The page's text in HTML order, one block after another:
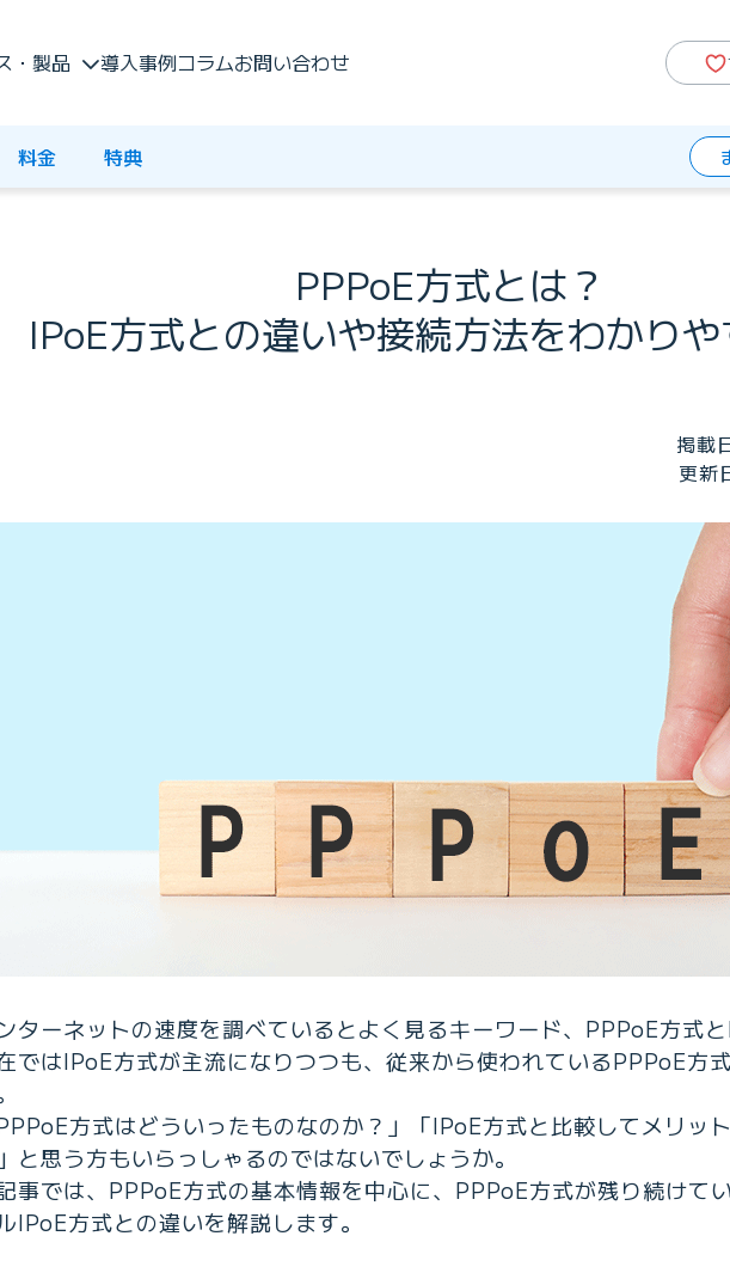
・製品 導入事例コラムお問い合わせ
料金 特典
PPPoE方式とは？
IPoE方式との違いや接続方法をわかり
掲載
更新
ターネットの速度を調べているとよく見るキーワード、PPPoE方式と
ではIPoE方式が主流になりつつも、従来から使われているPPPoE方
PPPoE方式はどういったものなのか？」「IPoE方式と比較してメリッ
と思う方もいらっしゃるのではないでしょうか。
事では、PPPoE方式の基本情報を中心に、PPPoE方式が残り続けて
IPoE方式との違いを解説します。